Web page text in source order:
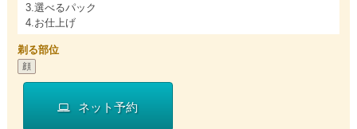
3.選べるパック
4.お仕上げ
剃る部位
顔
ネット予約